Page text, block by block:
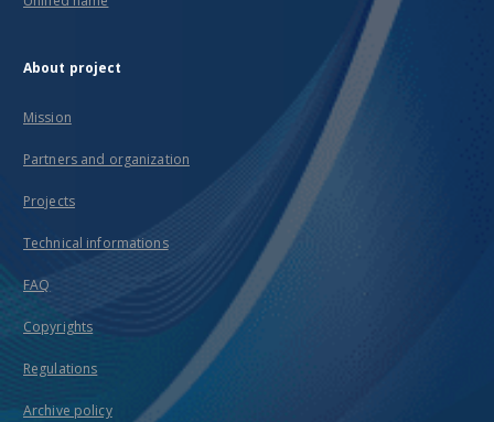
About project
Mission
Partners and organization
Projects
Technical informations
FAQ
Copyrights
Regulations
Archive policy